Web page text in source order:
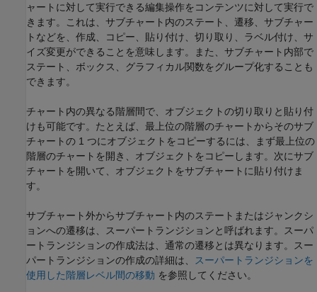
ャートに対して実行できる編集操作をコンテンツに対して実行で
きます。これは、サブチャート内のステート、遷移、サブチャー
トなどを、作成、コピー、貼り付け、切り取り、ラベル付け、サ
イズ変更ができることを意味します。また、サブチャート内部で
ステート、ボックス、グラフィカル関数をグループ化することも
できます。
チャート内の異なる階層間で、オブジェクトの切り取りと貼り付
けも可能です。たとえば、最上位の階層のチャートからそのサブ
チャートの 1 つにオブジェクトをコピーするには、まず最上位の
階層のチャートを開き、オブジェクトをコピーします。次にサブ
チャートを開いて、オブジェクトをサブチャートに貼り付けま
す。
サブチャート外からサブチャート内のステートまたはジャンクシ
ョンへの遷移は、スーパートランジションと呼ばれます。スーパ
ートランジションの作成法は、通常の遷移とは異なります。スー
パートランジションの作成の詳細は、
スーパートランジションを
使用した階層レベル間の移動 を参照してください。